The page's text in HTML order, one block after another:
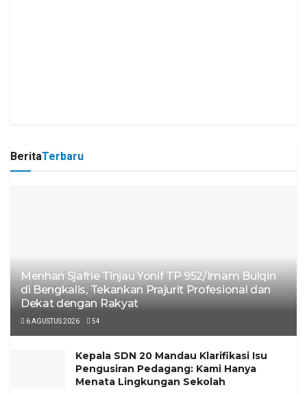
BeritaTerbaru
Menhan Sjafrie Tinjau Yonif TP 952/Imam Bulqin
di Bengkalis, Tekankan Prajurit Profesional dan
Dekat dengan Rakyat
6 AGUSTUS 2026 54
Kepala SDN 20 Mandau Klarifikasi Isu
Pengusiran Pedagang: Kami Hanya
Menata Lingkungan Sekolah